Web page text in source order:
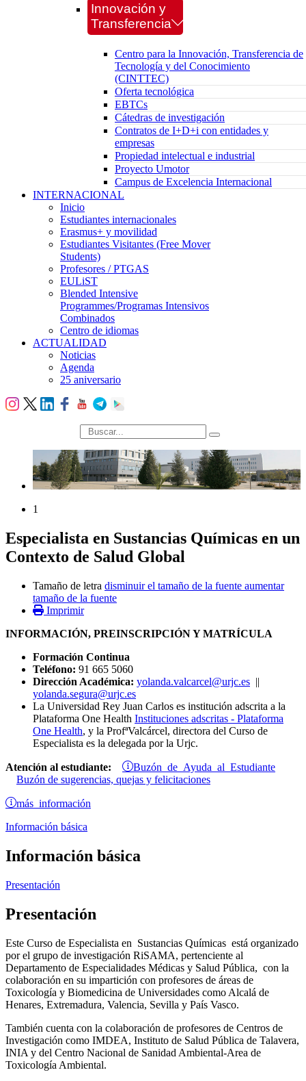
Innovación y
Transferencia
Centro para la Innovación, Transferencia de
Tecnología y del Conocimiento
(CINTTEC)
Oferta tecnológica
EBTCs
Cátedras de investigación
Contratos de I+D+i con entidades y
empresas
Propiedad intelectual e industrial
Proyecto Umotor
Campus de Excelencia Internacional
INTERNACIONAL
Inicio
Estudiantes internacionales
Erasmus+ y movilidad
Estudiantes Visitantes (Free Mover
Students)
Profesores / PTGAS
EULiST
Blended Intensive
Programmes/Programas Intensivos
Combinados
Centro de idiomas
ACTUALIDAD
Noticias
Agenda
25 aniversario
búsqueda
1
Especialista en Sustancias Químicas en un
Contexto de Salud Global
Tamaño de letra disminuir el tamaño de la fuente aumentar
tamaño de la fuente
Imprimir
INFORMACIÓN, PREINSCRIPCIÓN Y MATRÍCULA
Formación Continua
Teléfono: 91 665 5060
Dirección Académica: yolanda.valcarcel@urjc.es ||
yolanda.segura@urjc.es
La Universidad Rey Juan Carlos es institución adscrita a la
Plataforma One Health Instituciones adscritas - Plataforma
One Health, y la ProfªValcárcel, directora del Curso de
Especialista es la delegada por la Urjc.
Atención al estudiante: Buzón de Ayuda al Estudiante
Buzón de sugerencias, quejas y felicitaciones
más información
Información básica
Información básica
Presentación
Presentación
Este Curso de Especialista en Sustancias Químicas está organizado
por el grupo de investigación RiSAMA, pertenciente al
Departamento de Especialidades Médicas y Salud Pública, con la
colaboración en su impartición con profesores de áreas de
Toxicología y Biomedicina de Universidades como Alcalá de
Henares, Extremadura, Valencia, Sevilla y País Vasco.
También cuenta con la colaboración de profesores de Centros de
Investigación como IMDEA, Instituto de Salud Pública de Talavera,
INIA y del Centro Nacional de Sanidad Ambiental-Area de
Toxicología Ambiental.